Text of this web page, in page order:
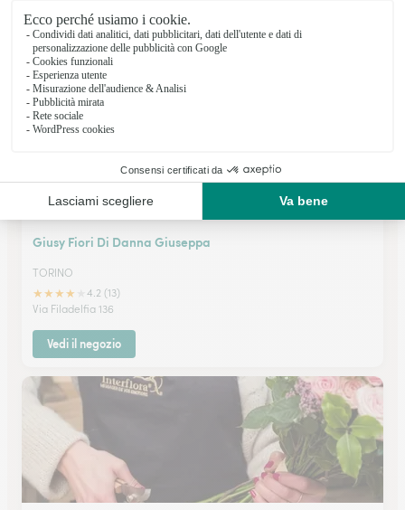
Corso Orbassano 163 B
Vedi il negozio
Giusy Fiori Di Danna Giuseppa
TORINO
★★★★
4.2 (13)
Via Filadelfia 136
Vedi il negozio